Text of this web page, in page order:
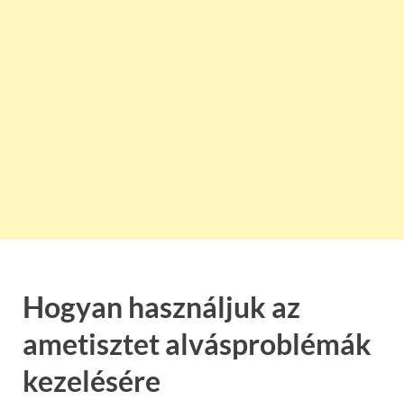
Hogyan használjuk az
ametisztet alvásproblémák
kezelésére